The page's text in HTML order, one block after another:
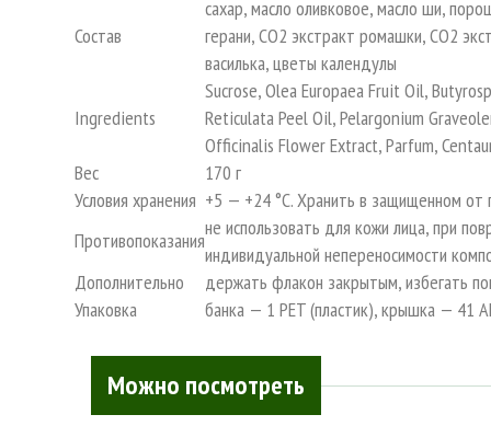
Состав
сахар, масло оливковое, масло ши,
герани, CO2 экстракт ромашки, CO2
василька, цветы календулы
Ingredients
Sucrose, Olea Europaea Fruit Oil,
Reticulata Peel Oil, Pelargonium
Officinalis Flower Extract, Parfum,
Вес
170 г
Условия хранения +5 — +24 °С. Хранить в защищенном от
Противопоказания
не использовать для кожи лица, при
индивидуальной непереносимости
Дополнительно
держать флакон закрытым, избегать
Упаковка
банка — 1 PET (пластик), крышка — 41
Можно посмотреть